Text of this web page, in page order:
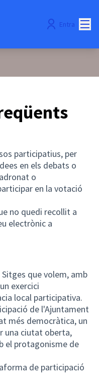
Entra
participatius, per
en els debats o
o
en la votació
no quedi recollit a
electrònic a
que volem, amb
exercici
local participativa.
de l'Ajuntament
més democràtica, un
una ciutat oberta,
el protagonisme de
de participació